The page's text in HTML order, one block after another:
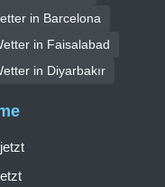
in Barcelona
in Faisalabad
in Diyarbakır